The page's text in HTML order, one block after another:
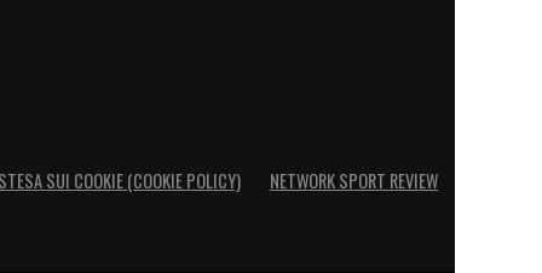
SUI COOKIE (COOKIE POLICY) NETWORK SPORT REVIEW